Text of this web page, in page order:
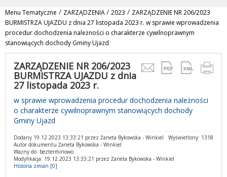
Menu Tematyczne / ZARZĄDZENIA/ 2023 / ZARZĄDZENIE NR 206/2023
BURMISTRZA UJAZDU z dnia 27 listopada 2023 r. w sprawie wprowadzenia
procedur dochodzenia należności o charakterze cywilnoprawnym
stanowiących dochody Gminy Ujazd
ZARZĄDZENIE NR 206/2023
BURMISTRZA UJAZDU z dnia
27 listopada 2023 r.
w sprawie wprowadzenia procedur dochodzenia należności
o charakterze cywilnoprawnym stanowiących dochody
Gminy Ujazd
Wyświetlony: 1318
Dodany 19.12.2023 13:33:21 przez Żaneta Bykowska - Winkiel
Autor dokumentu Żaneta Bykowska - Winkiel
Ważny do: bezterminowo
Modyfikacja: 19.12.2023 13:33:21 przez Żaneta Bykowska - Winkiel
Historia zmian [0]